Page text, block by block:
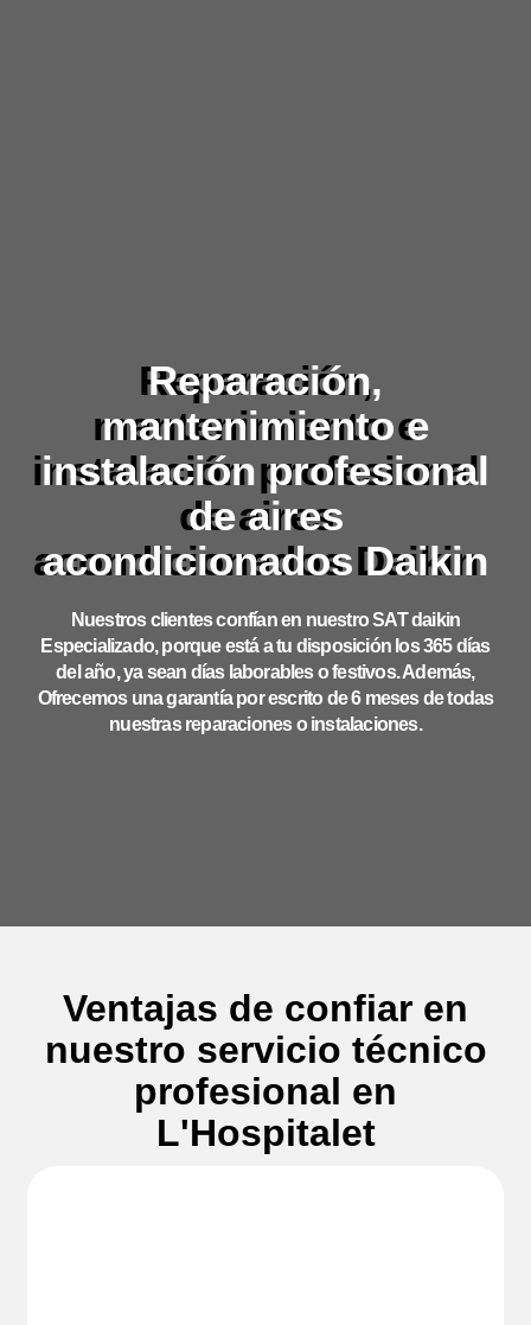
Reparación,
mantenimiento e
instalación profesional
de aires
acondicionados Daikin
Nuestros clientes confían en nuestro SAT daikin
Especializado, porque está a tu disposición los 365 días
del año, ya sean días laborables o festivos. Además,
Ofrecemos una garantía por escrito de 6 meses de todas
nuestras reparaciones o instalaciones.
Ventajas de confiar en
nuestro servicio técnico
profesional en
L'Hospitalet